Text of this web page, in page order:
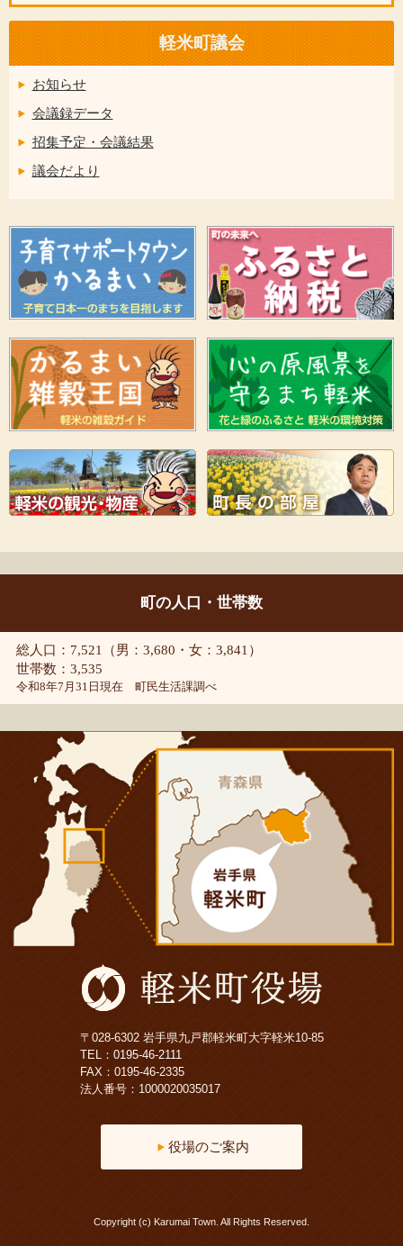
軽米町議会
お知らせ
会議録データ
招集予定・会議結果
議会だより
町の人口・世帯数
総人口：7,521（男：3,680・女：3,841）
世帯数：3,535
令和8年7月31日現在 町民生活課調べ
〒028-6302 岩手県九戸郡軽米町大字軽米10-85
TEL： 0195-46-2111
FAX：0195-46-2335
法人番号：1000020035017
役場のご案内
Copyright (c) Karumai Town. All Rights Reserved.